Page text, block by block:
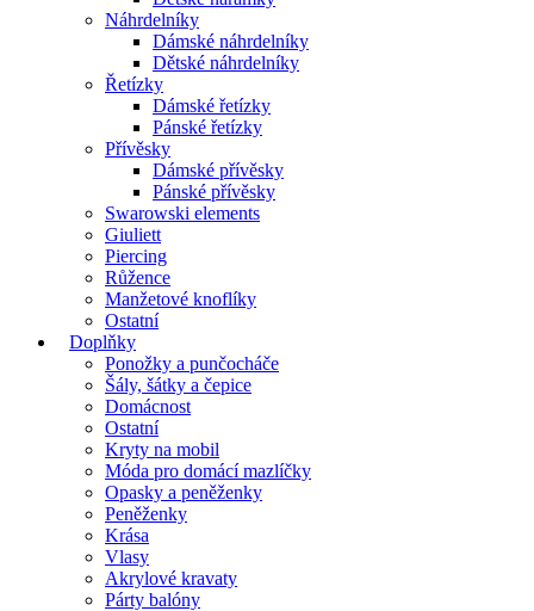
Náhrdelníky
Dámské náhrdelníky
Dětské náhrdelníky
Řetízky
Dámské řetízky
Pánské řetízky
Přívěsky
Dámské přívěsky
Pánské přívěsky
Swarowski elements
Giuliett
Piercing
Růžence
Manžetové knoflíky
Ostatní
Doplňky
Ponožky a punčocháče
Šály, šátky a čepice
Domácnost
Ostatní
Kryty na mobil
Móda pro domácí mazlíčky
Opasky a peněženky
Peněženky
Krása
Vlasy
Akrylové kravaty
Párty balóny